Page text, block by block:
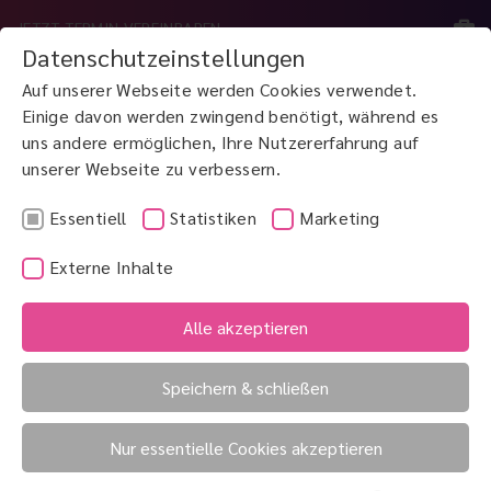
Datenschutzeinstellungen
Auf unserer Webseite werden Cookies verwendet.
Einige davon werden zwingend benötigt, während es
uns andere ermöglichen, Ihre Nutzererfahrung auf
unserer Webseite zu verbessern.
Essentiell Statistiken Marketing
Externe Inhalte
Alle akzeptieren
Speichern & schließen
Nur essentielle Cookies akzeptieren
JETZT TERMIN VEREINBAREN
JETZT ANRUFEN0800 3 100 900
Altersweitsichtigkeit AMD
Amaurosis fugax
Amaurosis fugax („flüchtige Blindheit“)